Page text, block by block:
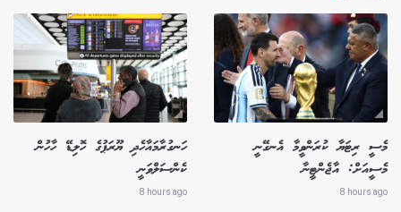
މެސީ ރިޓަޔާ ކުރަންވީމާ އެނގޭނީ
މެސީއަށް: އާޖެންޓީނާ
8 hours ago
ހަނގުރާމައާހެދި ޔޫރަޕުގެ ހޮލިޑޭ ހާހުން
ކެންސަލްވަނީ
8 hours ago